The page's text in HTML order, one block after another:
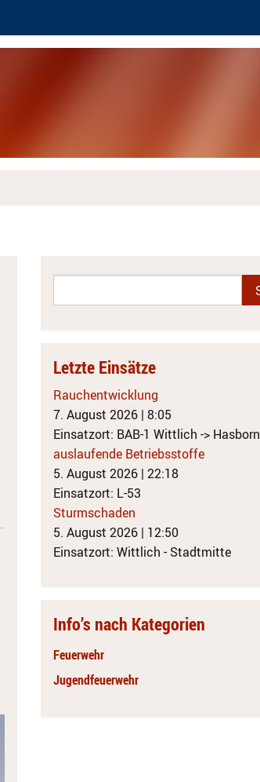
Letzte Einsätze
Rauchentwicklung
7. August 2026 | 8:05
Einsatzort: BAB-1 Wittlich -> Hasborn
auslaufende Betriebsstoffe
5. August 2026 | 22:18
Einsatzort: L-53
Sturmschaden
5. August 2026 | 12:50
Einsatzort: Wittlich - Stadtmitte
Info’s nach Kategorien
Feuerwehr
Jugendfeuerwehr